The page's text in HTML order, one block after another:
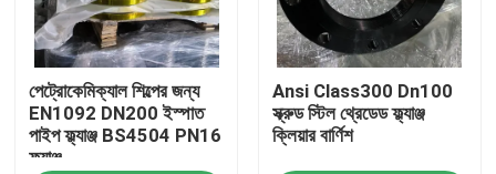
পরিচিতি
পণ্য
ইস্পাত পাইপ ফ্ল্যাঞ্জ
পেট্রোকেমিক্যাল শিল্পের জন্য
EN1092 DN200 ইস্পাত
পাইপ ফ্ল্যাঞ্জ BS4504 PN16
ফ্ল্যাঞ্জ
Ansi Class300 Dn100
স্ক্রুড স্টিল থ্রেডেড ফ্ল্যাঞ্জ
ক্লিয়ার বার্ণিশ